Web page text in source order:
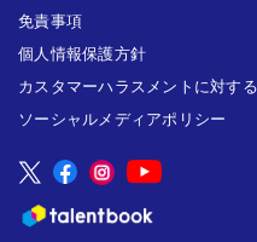
免責事項
個人情報保護方針
カスタマーハラスメントに対す
ソーシャルメディアポリシー